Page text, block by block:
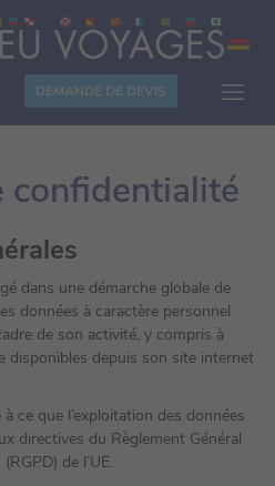
DEMANDE DE DEVIS
confidentialité
dans une démarche globale de
données à caractère personnel
de son activité, y compris à
disponibles depuis son site internet
ce que l’exploitation des données
directives du Règlement Général
de l’UE.